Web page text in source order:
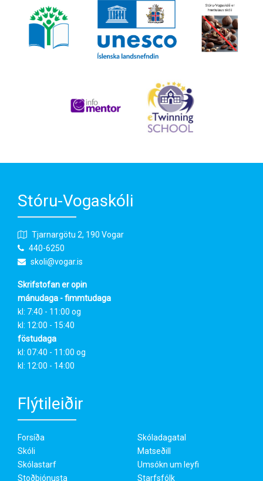
Stóru-Vogaskóli
Tjarnargötu 2, 190 Vogar
440-6250
skoli@vogar.is
Skrifstofan er opin
mánudaga - fimmtudaga
kl: 7:40 - 11:00 og
kl: 12:00 - 15:40
föstudaga
kl: 07:40 - 11:00 og
kl: 12:00 - 14:00
Flýtileiðir
Forsíða
Skóli
Skólastarf
Stoðþjónusta
Skóladagatal
Matseðill
Umsókn um leyfi
Starfsfólk